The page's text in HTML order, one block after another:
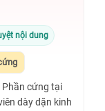
nội dung
Phần cứng tại
dày dặn kinh